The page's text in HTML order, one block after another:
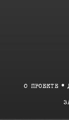
О ПРОЕКТЕ